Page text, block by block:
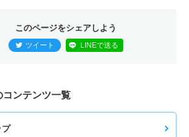
このページをシェアしよう
ツイート LINEで送る
コンテンツ一覧
プ